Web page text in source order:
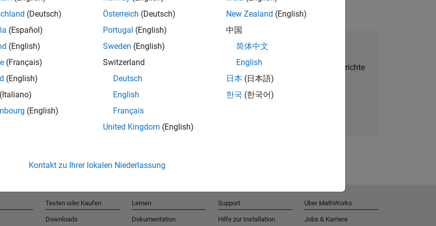
Talent Network beitreten
Erhalten Sie personalisierte Stellenangebote, Berichte
und Unternehmensneuigkeiten.
(Deutsch)
(Español)
(English)
(Français)
(English)
(Italiano)
(English)
Österreich (Deutsch)
Portugal (English)
Sweden (English)
Switzerland
Deutsch
English
Français
United Kingdom (English)
New Zealand (English)
中国
简体中文
English
日本 (日本語)
한국 (한국어)
Kontakt zu Ihrer lokalen Niederlassung
Testen oder Kaufen
Downloads
Lernen
Dokumentation
Support
Hilfe zur Installation
Über MathWorks
Jobs & Karriere